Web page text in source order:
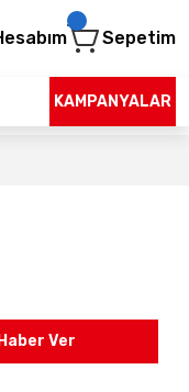
Sepetim
KAMPANYALAR
Ver